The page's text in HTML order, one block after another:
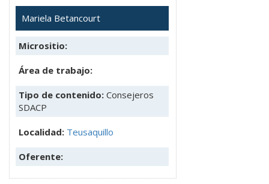
Mariela Betancourt
Micrositio:
Área de trabajo:
Tipo de contenido: Consejeros
SDACP
Localidad: Teusaquillo
Oferente: